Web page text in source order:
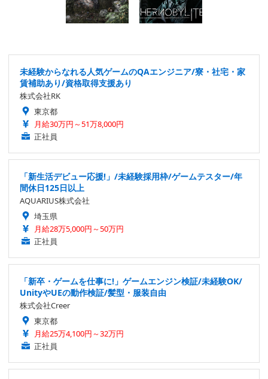
未経験からなれる人気ゲームのQAエンジニア/寮・社宅・家
賃補助あり/資格取得支援あり
株式会社RK
東京都
月給30万円～51万8,000円
正社員
「新生活デビュー応援!」/未経験採用枠/ゲームテスター/年
間休日125日以上
AQUARIUS株式会社
埼玉県
月給28万5,000円～50万円
正社員
「新卒・ゲームを仕事に!」ゲームエンジン検証/未経験OK/
UnityやUEの動作検証/髪型・服装自由
株式会社Creer
東京都
月給25万4,100円～32万円
正社員